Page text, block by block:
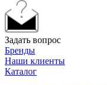
Задать вопрос
Бренды
Наши клиенты
Каталог